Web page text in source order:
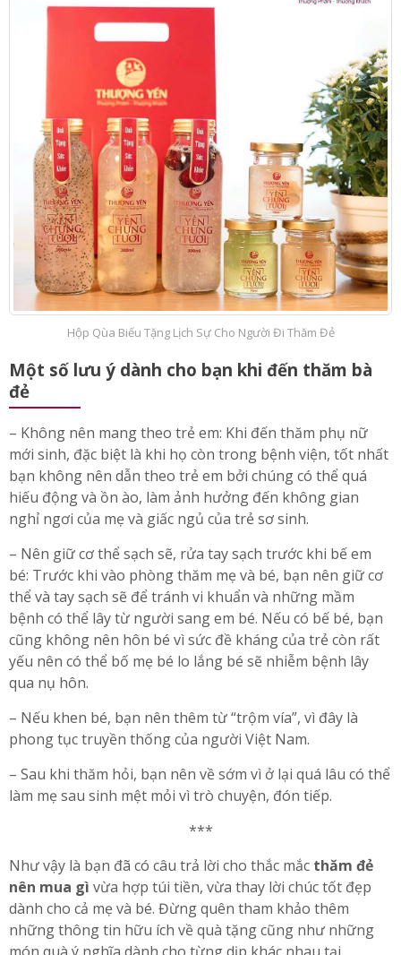
Hộp Qùa Biếu Tặng Lịch Sự Cho Người Đi Thăm Đẻ
Một số lưu ý dành cho bạn khi đến thăm bà
đẻ
– Không nên mang theo trẻ em: Khi đến thăm phụ nữ
mới sinh, đặc biệt là khi họ còn trong bệnh viện, tốt nhất
bạn không nên dẫn theo trẻ em bởi chúng có thể quá
hiếu động và ồn ào, làm ảnh hưởng đến không gian
nghỉ ngơi của mẹ và giấc ngủ của trẻ sơ sinh.
– Nên giữ cơ thể sạch sẽ, rửa tay sạch trước khi bế em
bé: Trước khi vào phòng thăm mẹ và bé, bạn nên giữ cơ
thể và tay sạch sẽ để tránh vi khuẩn và những mầm
bệnh có thể lây từ người sang em bé. Nếu có bế bé, bạn
cũng không nên hôn bé vì sức đề kháng của trẻ còn rất
yếu nên có thể bố mẹ bé lo lắng bé sẽ nhiễm bệnh lây
qua nụ hôn.
– Nếu khen bé, bạn nên thêm từ “trộm vía”, vì đây là
phong tục truyền thống của người Việt Nam.
– Sau khi thăm hỏi, bạn nên về sớm vì ở lại quá lâu có thể
làm mẹ sau sinh mệt mỏi vì trò chuyện, đón tiếp.
***
Như vậy là bạn đã có câu trả lời cho thắc mắc thăm đẻ
nên mua gì vừa hợp túi tiền, vừa thay lời chúc tốt đẹp
dành cho cả mẹ và bé. Đừng quên tham khảo thêm
những thông tin hữu ích về quà tặng cũng như những